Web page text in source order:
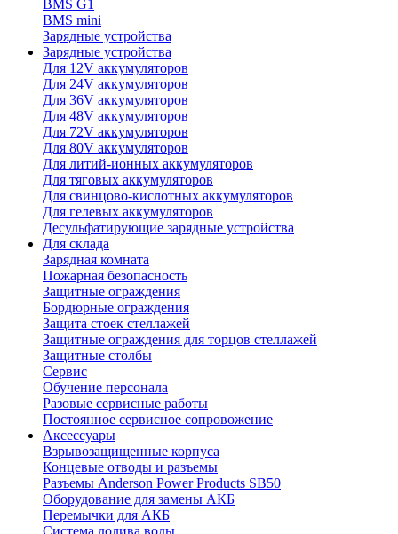
BMS G1
BMS mini
Зарядные устройства
Зарядные устройства
Для 12V аккумуляторов
Для 24V аккумуляторов
Для 36V аккумуляторов
Для 48V аккумуляторов
Для 72V аккумуляторов
Для 80V аккумуляторов
Для литий-ионных аккумуляторов
Для тяговых аккумуляторов
Для свинцово-кислотных аккумуляторов
Для гелевых аккумуляторов
Десульфатирующие зарядные устройства
Для склада
Зарядная комната
Пожарная безопасность
Защитные ограждения
Бордюрные ограждения
Защита стоек стеллажей
Защитные ограждения для торцов стеллажей
Защитные столбы
Сервис
Обучение персонала
Разовые сервисные работы
Постоянное сервисное сопровожение
Аксессуары
Взрывозащищенные корпуса
Концевые отводы и разъемы
Разъемы Anderson Power Products SB50
Оборудование для замены АКБ
Перемычки для АКБ
Система долива воды